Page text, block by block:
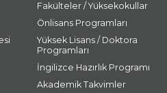
Fakülteler / Yüksekokullar
Önlisans Programları
Yüksek Lisans / Doktora
Programları
İngilizce Hazırlık Programı
Akademik Takvimler